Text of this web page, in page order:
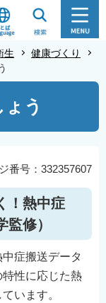
生
健康づくり
う
番号：332357607
！熱中症
修）
症搬送データ
性に応じた熱
います。